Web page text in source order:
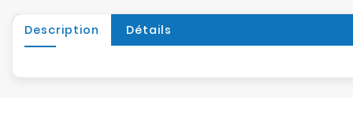
Description Détails